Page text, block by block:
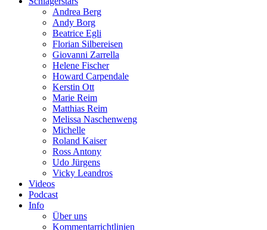
Andrea Berg
Andy Borg
Beatrice Egli
Florian Silbereisen
Giovanni Zarrella
Helene Fischer
Howard Carpendale
Kerstin Ott
Marie Reim
Matthias Reim
Melissa Naschenweng
Michelle
Roland Kaiser
Ross Antony
Udo Jürgens
Vicky Leandros
Videos
Podcast
Info
Über uns
Kommentarrichtlinien